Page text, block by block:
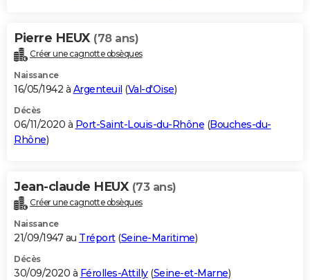
Pierre HEUX (78 ans)
Créer une cagnotte obsèques
Naissance
16/05/1942 à Argenteuil (Val-d'Oise)
Décès
06/11/2020 à Port-Saint-Louis-du-Rhône (Bouches-du-
Rhône)
Jean-claude HEUX (73 ans)
Créer une cagnotte obsèques
Naissance
21/09/1947 au Tréport(Seine-Maritime)
Décès
30/09/2020 à Férolles-Attilly(Seine-et-Marne)